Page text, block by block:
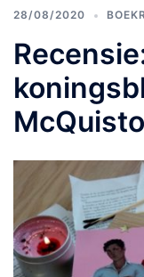
28/08/2020